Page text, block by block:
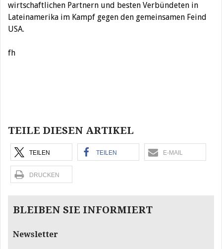
wirtschaftlichen Partnern und besten Verbündeten in
Lateinamerika im Kampf gegen den gemeinsamen Feind
USA.
fh
TEILE DIESEN ARTIKEL
TEILEN TEILEN E-MAIL
DRUCKEN
BLEIBEN SIE INFORMIERT
Newsletter